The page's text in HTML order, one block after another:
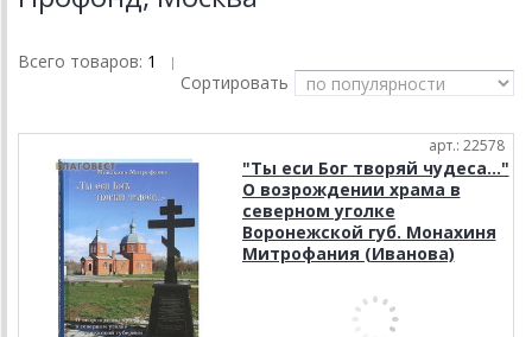
Всего товаров: 1 |
Сортировать
арт.: 22578
"Ты еси Бог творяй чудеса..."
О возрождении храма в
северном уголке
Воронежской губ. Монахиня
Митрофания (Иванова)